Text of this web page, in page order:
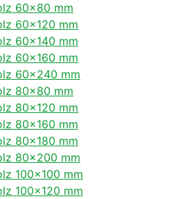
60×80 mm
60×120 mm
60×140 mm
60×160 mm
60×240 mm
80×80 mm
80×120 mm
80×160 mm
80×180 mm
80×200 mm
100×100 mm
100×120 mm